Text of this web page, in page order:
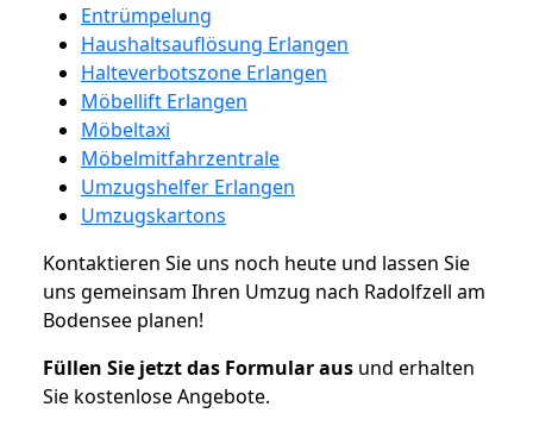
Entrümpelung
Haushaltsauflösung Erlangen
Halteverbotszone Erlangen
Möbellift Erlangen
Möbeltaxi
Möbelmitfahrzentrale
Umzugshelfer Erlangen
Umzugskartons
Kontaktieren Sie uns noch heute und lassen Sie
uns gemeinsam Ihren Umzug nach Radolfzell am
Bodensee planen!
Füllen Sie jetzt das Formular aus und erhalten
Sie kostenlose Angebote.